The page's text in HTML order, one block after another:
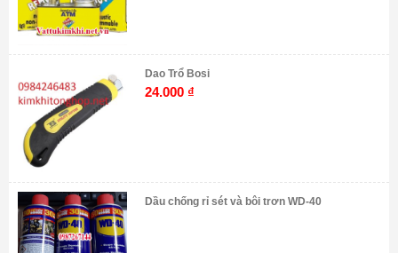
Dao Trổ Bosi
24.000 ₫
Dầu chống rỉ sét và bôi trơn WD-40